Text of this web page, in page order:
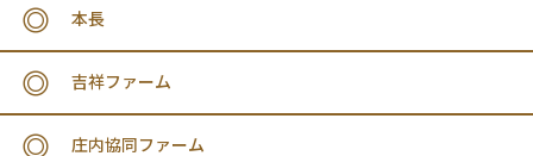
本長
吉祥ファーム
庄内協同ファーム